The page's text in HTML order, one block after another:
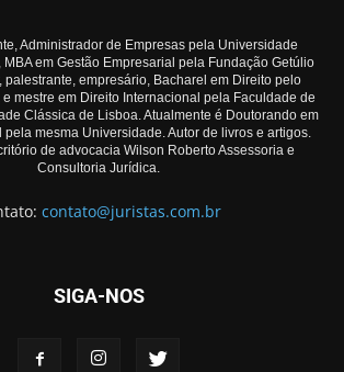
Administrador de Empresas pela Universidade
MBA em Gestão Empresarial pela Fundação Getúlio
palestrante, empresário, Bacharel em Direito pelo
mestre em Direito Internacional pela Faculdade de
Clássica de Lisboa. Atualmente é Doutorando em
pela mesma Universidade. Autor de livros e artigos.
de advocacia Wilson Roberto Assessoria e
Consultoria Jurídica.
contato@juristas.com.br
SIGA-NOS